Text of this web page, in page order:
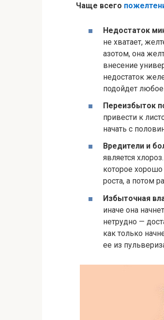
Чаще всего
Недостаток
не хватает,
азотом, она
внесение
недостаток
подойдет
Переизбыток
привести к
начать с
Вредители и
является
которое
роста, а потом
Избыточная
иначе она
нетрудно —
как только
ее из